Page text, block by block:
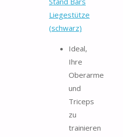
Liegestütze
(schwarz)
Ideal,
Ihre
Oberarme
und
Triceps
zu
trainieren